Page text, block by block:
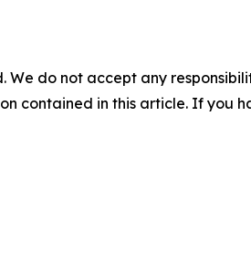
We do not accept any
contained in this article. If you